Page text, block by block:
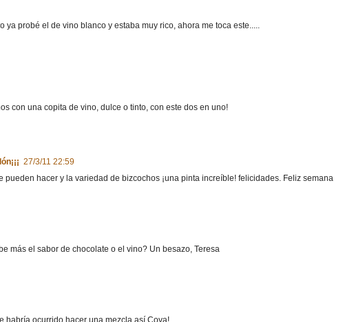
ya probé el de vino blanco y estaba muy rico, ahora me toca este.....
con una copita de vino, dulce o tinto, con este dos en uno!
27/3/11 22:59
pueden hacer y la variedad de bizcochos ¡una pinta increíble! felicidades. Feliz semana
más el sabor de chocolate o el vino? Un besazo, Teresa
habría ocurrido hacer una mezcla así Cova!